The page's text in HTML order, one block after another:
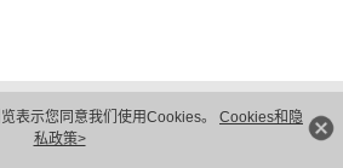
表示您同意我们使用Cookies。 Cookies和隐
私政策>
隐私保护
法律声明